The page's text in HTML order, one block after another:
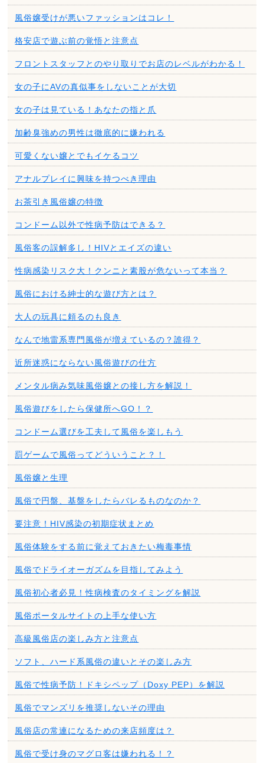
風俗嬢受けが悪いファッションはコレ！
格安店で遊ぶ前の覚悟と注意点
フロントスタッフとのやり取りでお店のレベルがわかる！
女の子にAVの真似事をしないことが大切
女の子は見ている！あなたの指と爪
加齢臭強めの男性は徹底的に嫌われる
可愛くない嬢とでもイケるコツ
アナルプレイに興味を持つべき理由
お茶引き風俗嬢の特徴
コンドーム以外で性病予防はできる？
風俗客の誤解多し！HIVとエイズの違い
性病感染リスク大！クンニと素股が危ないって本当？
風俗における紳士的な遊び方とは？
大人の玩具に頼るのも良き
なんで地雷系専門風俗が増えているの？誰得？
近所迷惑にならない風俗遊びの仕方
メンタル病み気味風俗嬢との接し方を解説！
風俗遊びをしたら保健所へGO！？
コンドーム選びを工夫して風俗を楽しもう
罰ゲームで風俗ってどういうこと？！
風俗嬢と生理
風俗で円盤、基盤をしたらバレるものなのか？
要注意！HIV感染の初期症状まとめ
風俗体験をする前に覚えておきたい梅毒事情
風俗でドライオーガズムを目指してみよう
風俗初心者必見！性病検査のタイミングを解説
風俗ポータルサイトの上手な使い方
高級風俗店の楽しみ方と注意点
ソフト、ハード系風俗の違いとその楽しみ方
風俗で性病予防！ドキシペップ（Doxy PEP）を解説
風俗でマンズリを推奨しないその理由
風俗店の常連になるための来店頻度は？
風俗で受け身のマグロ客は嫌われる！？